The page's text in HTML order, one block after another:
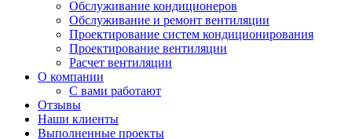
Обслуживание кондиционеров
Обслуживание и ремонт вентиляции
Проектирование систем кондиционирования
Проектирование вентиляции
Расчет вентиляции
О компании
С вами работают
Отзывы
Наши клиенты
Выполненные проекты